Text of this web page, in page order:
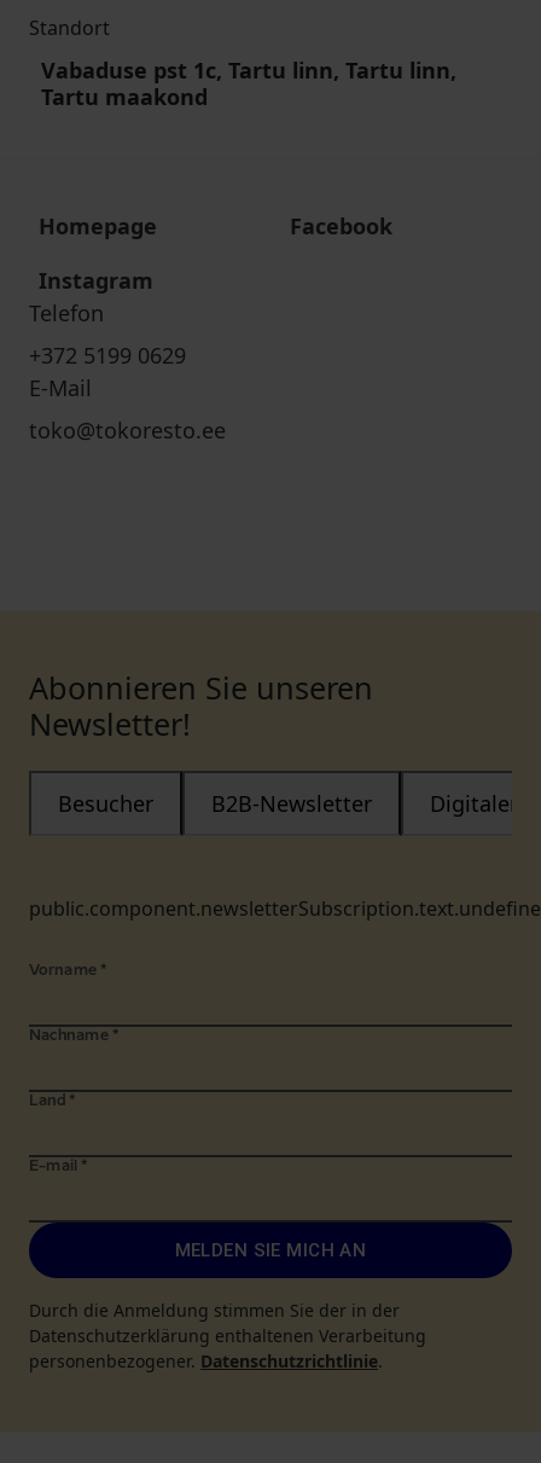
Standort
Vabaduse pst 1c, Tartu linn, Tartu linn,
Tartu maakond
Homepage
Facebook
Instagram
Telefon
+372 5199 0629
E-Mail
toko@tokoresto.ee
Abonnieren Sie unseren
Newsletter!
Besucher B2B-Newsletter Digitaler
Vorname *
Nachname *
Land *
E-mail *
MELDEN SIE MICH AN
Durch die Anmeldung stimmen Sie der in der
Datenschutzerklärung enthaltenen Verarbeitung
personenbezogener. Datenschutzrichtlinie.